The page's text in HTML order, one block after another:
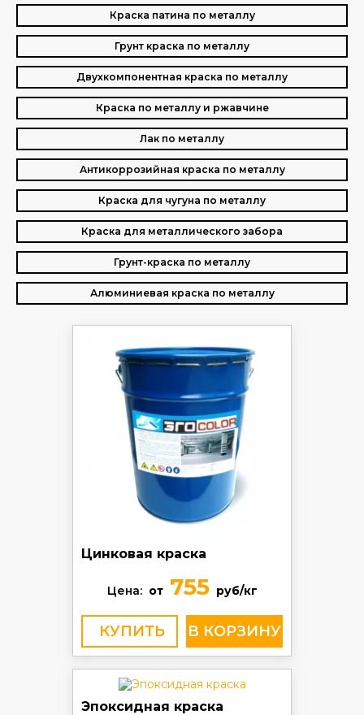
Краска патина по металлу
Грунт краска по металлу
Двухкомпонентная краска по металлу
Краска по металлу и ржавчине
Лак по металлу
Антикоррозийная краска по металлу
Краска для чугуна по металлу
Краска для металлического забора
Грунт-краска по металлу
Алюминиевая краска по металлу
Цинковая краска
Цена: от755 руб/кг
КУПИТЬ
Эпоксидная краска